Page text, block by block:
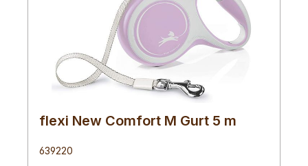
flexi New Comfort M Gurt 5 m
639220